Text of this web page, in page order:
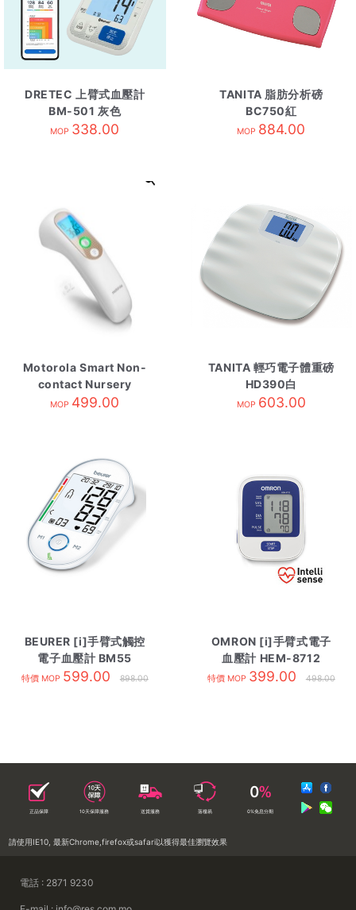
DRETEC 上臂式血壓計
BM-501 灰色
MOP 338.00
TANITA 脂肪分析磅
BC750紅
MOP 884.00
Motorola Smart Non-
contact Nursery
Thermometer white
MOP 499.00
TANITA 輕巧電子體重磅
HD390白
MOP 603.00
BEURER [i]手臂式觸控
電子血壓計 BM55
特價 MOP 599.00 898.00
OMRON [i]手臂式電子
血壓計 HEM-8712
特價 MOP 399.00 498.00
正品保障 10天保障服務 送貨服務 落樓易 0%免息分期
請使用IE10, 最新Chrome,firefox或safari以獲得最佳瀏覽效果
電話 : 2871 9230